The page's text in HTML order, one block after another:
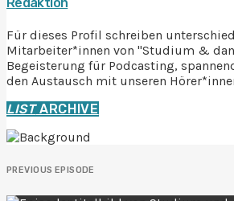
Für dieses Profil schreiben
Mitarbeiter*innen von "Studium &
Begeisterung für Podcasting,
den Austausch mit unseren
LISTARCHIVE
PREVIOUS EPISODE